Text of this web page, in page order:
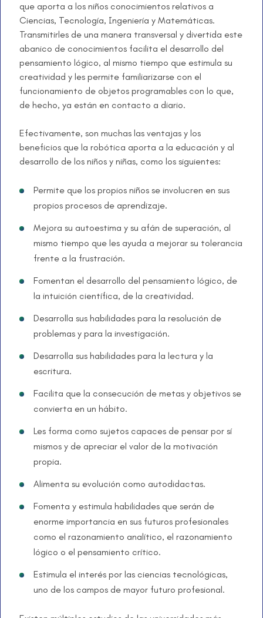
que aporta a los niños conocimientos relativos a
Ciencias, Tecnología, Ingeniería y Matemáticas.
Transmitirles de una manera transversal y divertida este
abanico de conocimientos facilita el desarrollo del
pensamiento lógico, al mismo tiempo que estimula su
creatividad y les permite familiarizarse con el
funcionamiento de objetos programables con lo que,
de hecho, ya están en contacto a diario.
Efectivamente, son muchas las ventajas y los
beneficios que la robótica aporta a la educación y al
desarrollo de los niños y niñas, como los siguientes:
Permite que los propios niños se involucren en sus
propios procesos de aprendizaje.
Mejora su autoestima y su afán de superación, al
mismo tiempo que les ayuda a mejorar su tolerancia
frente a la frustración.
Fomentan el desarrollo del pensamiento lógico, de
la intuición científica, de la creatividad.
Desarrolla sus habilidades para la resolución de
problemas y para la investigación.
Desarrolla sus habilidades para la lectura y la
escritura.
Facilita que la consecución de metas y objetivos se
convierta en un hábito.
Les forma como sujetos capaces de pensar por sí
mismos y de apreciar el valor de la motivación
propia.
Alimenta su evolución como autodidactas.
Fomenta y estimula habilidades que serán de
enorme importancia en sus futuros profesionales
como el razonamiento analítico, el razonamiento
lógico o el pensamiento crítico.
Estimula el interés por las ciencias tecnológicas,
uno de los campos de mayor futuro profesional.